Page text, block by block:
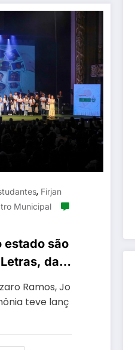
, Firjan
Municipal
estado são
da
Municipal
Ramos, Jo
teve lanç